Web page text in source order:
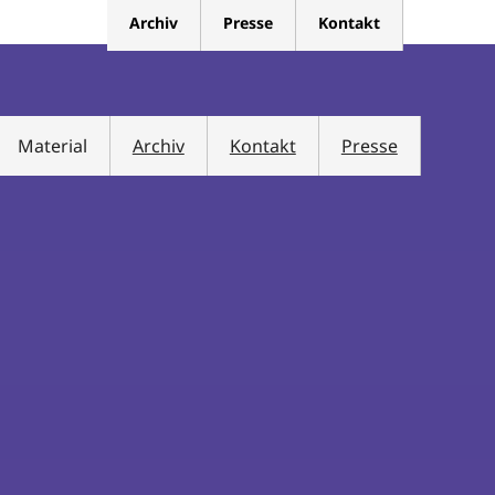
Archiv Presse Kontakt
Material Archiv Kontakt Presse